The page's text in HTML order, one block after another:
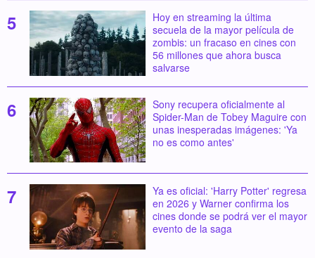
Hoy en streaming la última
secuela de la mayor película de
zombis: un fracaso en cines con
56 millones que ahora busca
salvarse
Sony recupera oficialmente al
Spider-Man de Tobey Maguire con
unas inesperadas imágenes: 'Ya
no es como antes'
Ya es oficial: 'Harry Potter' regresa
en 2026 y Warner confirma los
cines donde se podrá ver el mayor
evento de la saga